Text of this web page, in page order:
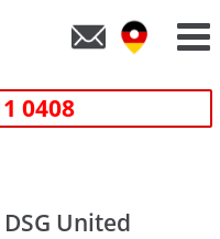
0408
United